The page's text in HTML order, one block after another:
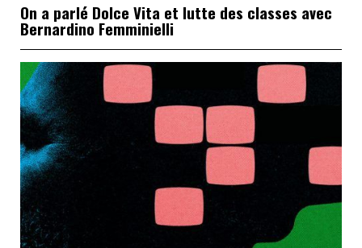
On a parlé Dolce Vita et lutte des classes avec
Bernardino Femminielli